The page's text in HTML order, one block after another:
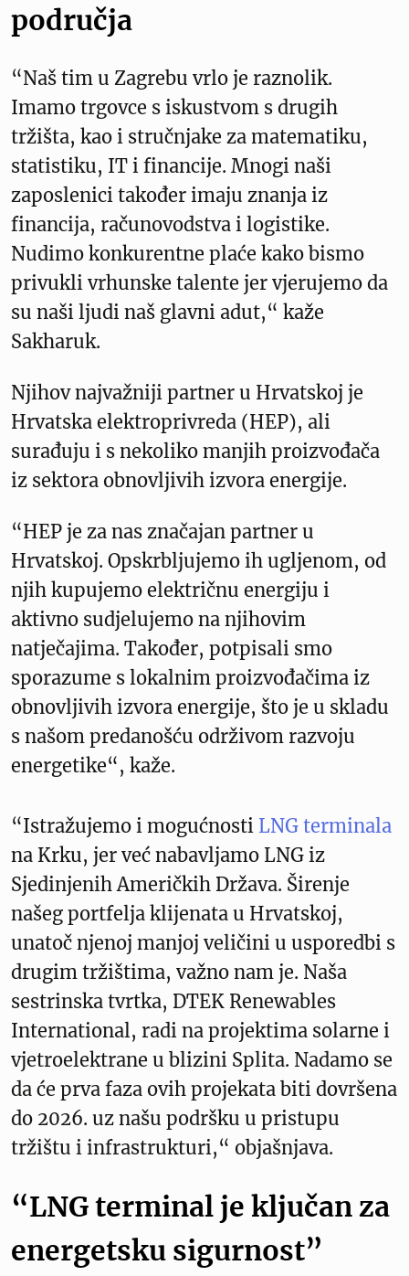
područja
“Naš tim u Zagrebu vrlo je raznolik.
Imamo trgovce s iskustvom s drugih
tržišta, kao i stručnjake za matematiku,
statistiku, IT i financije. Mnogi naši
zaposlenici također imaju znanja iz
financija, računovodstva i logistike.
Nudimo konkurentne plaće kako bismo
privukli vrhunske talente jer vjerujemo da
su naši ljudi naš glavni adut,“ kaže
Sakharuk.
Njihov najvažniji partner u Hrvatskoj je
Hrvatska elektroprivreda (HEP), ali
surađuju i s nekoliko manjih proizvođača
iz sektora obnovljivih izvora energije.
“HEP je za nas značajan partner u
Hrvatskoj. Opskrbljujemo ih ugljenom, od
njih kupujemo električnu energiju i
aktivno sudjelujemo na njihovim
natječajima. Također, potpisali smo
sporazume s lokalnim proizvođačima iz
obnovljivih izvora energije, što je u skladu
s našom predanošću održivom razvoju
energetike“, kaže.
“Istražujemo i mogućnosti LNG terminala
na Krku, jer već nabavljamo LNG iz
Sjedinjenih Američkih Država. Širenje
našeg portfelja klijenata u Hrvatskoj,
unatoč njenoj manjoj veličini u usporedbi s
drugim tržištima, važno nam je. Naša
sestrinska tvrtka, DTEK Renewables
International, radi na projektima solarne i
vjetroelektrane u blizini Splita. Nadamo se
da će prva faza ovih projekata biti dovršena
do 2026. uz našu podršku u pristupu
tržištu i infrastrukturi,“ objašnjava.
“LNG terminal je ključan za
energetsku sigurnost”